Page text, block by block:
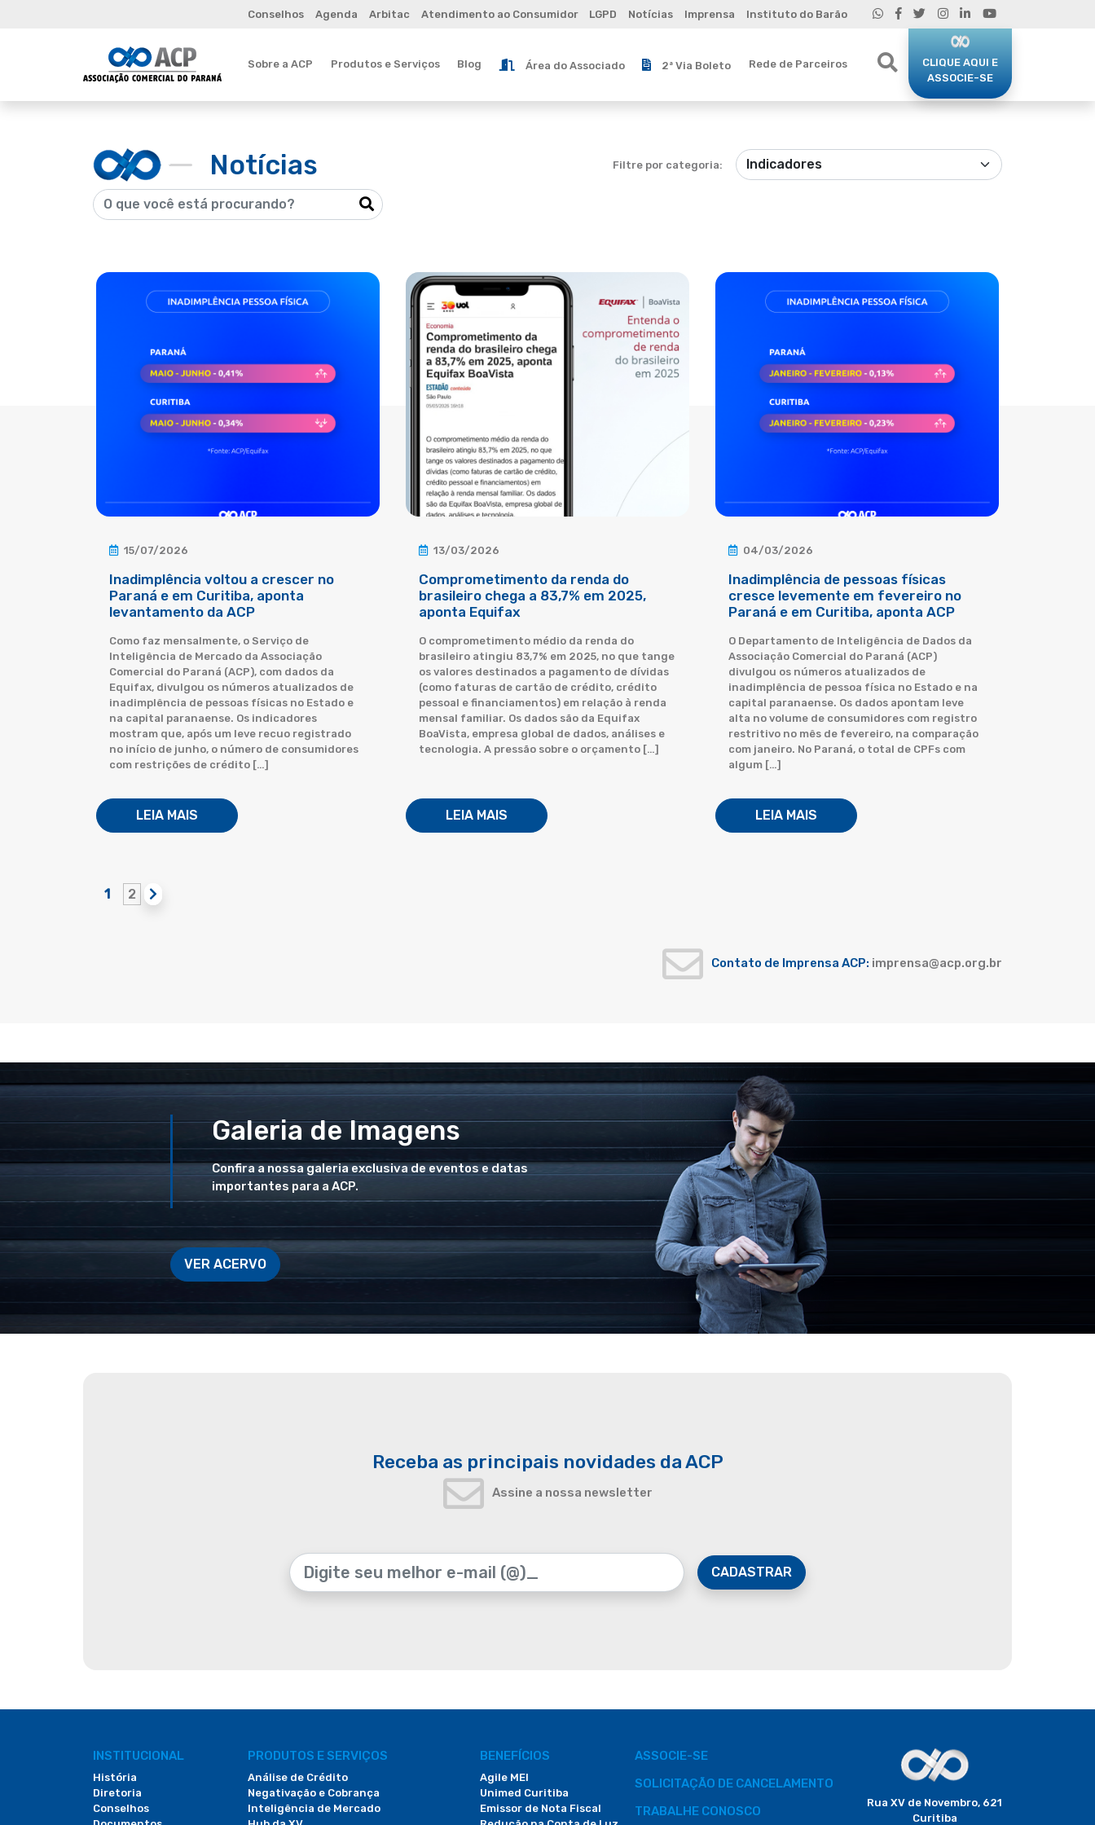
Conselhos Agenda Arbitac Atendimento ao Consumidor LGPD Notícias Imprensa Instituto do Barão
Sobre a ACP Produtos e Serviços Blog Área do Associado 2ª Via Boleto Rede de Parceiros
CLIQUE AQUI E
ASSOCIE-SE
Notícias Filtre por categoria:
15/07/2026
Inadimplência voltou a crescer no
Paraná e em Curitiba, aponta
levantamento da ACP
Como faz mensalmente, o Serviço de
Inteligência de Mercado da Associação
Comercial do Paraná (ACP), com dados da
Equifax, divulgou os números atualizados de
inadimplência de pessoas físicas no Estado e
na capital paranaense. Os indicadores
mostram que, após um leve recuo registrado
no início de junho, o número de consumidores
com restrições de crédito […]
LEIA MAIS
13/03/2026
Comprometimento da renda do
brasileiro chega a 83,7% em 2025,
aponta Equifax
O comprometimento médio da renda do
brasileiro atingiu 83,7% em 2025, no que tange
os valores destinados a pagamento de dívidas
(como faturas de cartão de crédito, crédito
pessoal e financiamentos) em relação à renda
mensal familiar. Os dados são da Equifax
BoaVista, empresa global de dados, análises e
tecnologia. A pressão sobre o orçamento […]
LEIA MAIS
04/03/2026
Inadimplência de pessoas físicas
cresce levemente em fevereiro no
Paraná e em Curitiba, aponta ACP
O Departamento de Inteligência de Dados da
Associação Comercial do Paraná (ACP)
divulgou os números atualizados de
inadimplência de pessoa física no Estado e na
capital paranaense. Os dados apontam leve
alta no volume de consumidores com registro
restritivo no mês de fevereiro, na comparação
com janeiro. No Paraná, o total de CPFs com
algum […]
LEIA MAIS
1 2
Contato de Imprensa ACP: imprensa@acp.org.br
Galeria de Imagens
Confira a nossa galeria exclusiva de eventos e datas
importantes para a ACP.
VER ACERVO
Receba as principais novidades da ACP
Assine a nossa newsletter
CADASTRAR
INSTITUCIONAL
História
Diretoria
Conselhos
PRODUTOS E SERVIÇOS
Análise de Crédito
Negativação e Cobrança
Inteligência de Mercado
BENEFÍCIOS
Agile MEI
Unimed Curitiba
Emissor de Nota Fiscal
ASSOCIE-SE
SOLICITAÇÃO DE CANCELAMENTO
TRABALHE CONOSCO
Rua XV de Novembro, 621
Curitiba